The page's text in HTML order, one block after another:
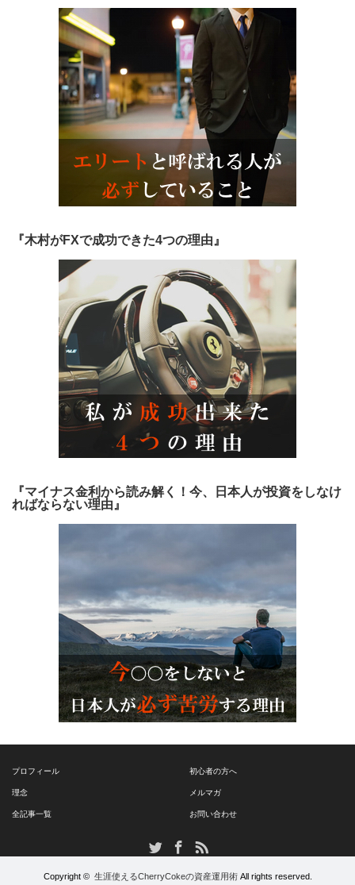
『木村がFXで成功できた4つの理由』
『マイナス金利から読み解く！今、日本人が投資をしなけ
ればならない理由』
プロフィール 初心者の方へ
理念 メルマガ
全記事一覧 お問い合わせ
TwitterFacebook
Copyright © 生涯使えるCherryCokeの資産運用術All rights reserved.